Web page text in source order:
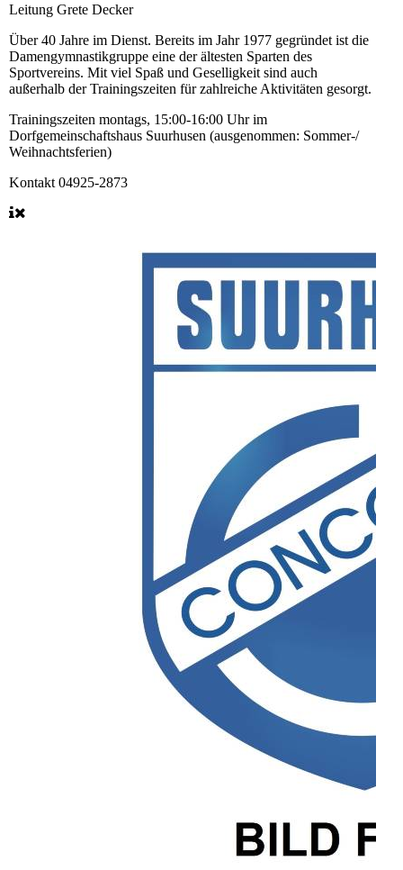
Leitung Grete Decker
Über 40 Jahre im Dienst. Bereits im Jahr 1977 gegründet ist die
Damengymnastikgruppe eine der ältesten Sparten des
Sportvereins. Mit viel Spaß und Geselligkeit sind auch
außerhalb der Trainingszeiten für zahlreiche Aktivitäten gesorgt.
Trainingszeiten montags, 15:00-16:00 Uhr im
Dorfgemeinschaftshaus Suurhusen (ausgenommen: Sommer-/
Weihnachtsferien)
Kontakt04925-2873